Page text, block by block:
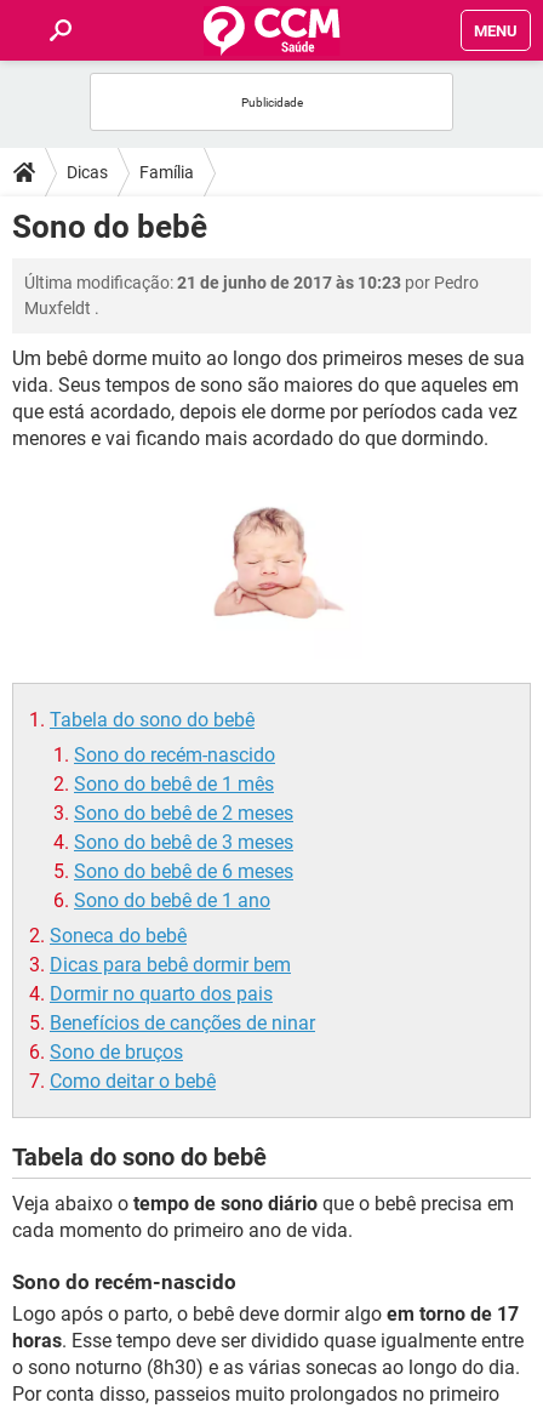
MENU
FÓRUM
SAÚDE
FAMÍLIA
BEM-ESTAR
Dicas Família
Sono do bebê
Última modificação:21 de junho de 2017 às 10:23 por Pedro
Muxfeldt .
Um bebê dorme muito ao longo dos primeiros meses de sua
vida. Seus tempos de sono são maiores do que aqueles em
que está acordado, depois ele dorme por períodos cada vez
menores e vai ficando mais acordado do que dormindo.
Tabela do sono do bebê
Sono do recém-nascido
Sono do bebê de 1 mês
Sono do bebê de 2 meses
Sono do bebê de 3 meses
Sono do bebê de 6 meses
Sono do bebê de 1 ano
Soneca do bebê
Dicas para bebê dormir bem
Dormir no quarto dos pais
Benefícios de canções de ninar
Sono de bruços
Como deitar o bebê
Tabela do sono do bebê
Veja abaixo o tempo de sono diário que o bebê precisa em
cada momento do primeiro ano de vida.
Sono do recém-nascido
Logo após o parto, o bebê deve dormir algo em torno de 17
horas. Esse tempo deve ser dividido quase igualmente entre
o sono noturno (8h30) e as várias sonecas ao longo do dia.
Por conta disso, passeios muito prolongados no primeiro